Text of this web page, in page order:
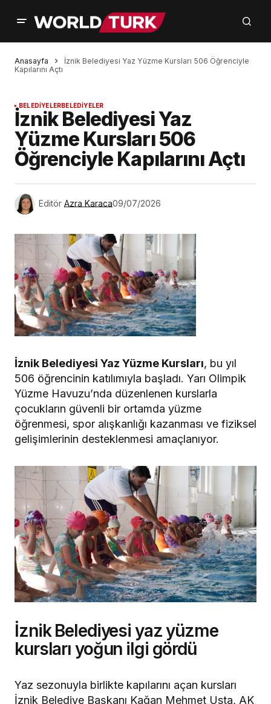
Anasayfa
İznik Belediyesi Yaz Yüzme Kursları 506 Öğrenciyle
Kapılarını Açtı
BELEDİYELERBELEDİYELER
İznik Belediyesi Yaz
Yüzme Kursları 506
Öğrenciyle Kapılarını Açtı
Editör Azra Karaca09/07/2026
İznik Belediyesi Yaz Yüzme Kursları, bu yıl
506 öğrencinin katılımıyla başladı. Yarı Olimpik
Yüzme Havuzu’nda düzenlenen kurslarla
çocukların güvenli bir ortamda yüzme
öğrenmesi, spor alışkanlığı kazanması ve fiziksel
gelişimlerinin desteklenmesi amaçlanıyor.
İznik Belediyesi yaz yüzme
kursları yoğun ilgi gördü
Yaz sezonuyla birlikte kapılarını açan kursları
İznik Belediye Başkanı Kağan Mehmet Usta, AK